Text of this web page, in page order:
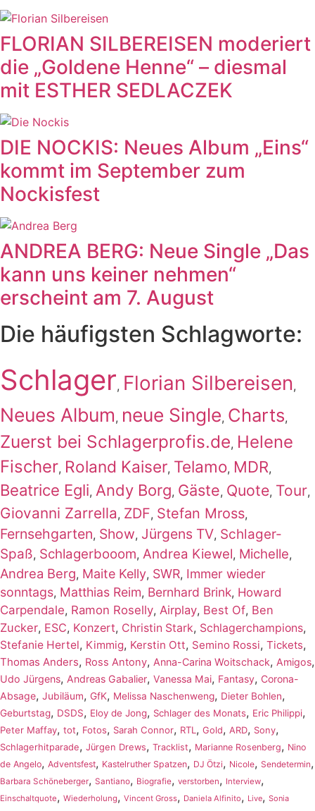
FLORIAN SILBEREISEN moderiert
die „Goldene Henne“ – diesmal
mit ESTHER SEDLACZEK
DIE NOCKIS: Neues Album „Eins“
kommt im September zum
Nockisfest
ANDREA BERG: Neue Single „Das
kann uns keiner nehmen“
erscheint am 7. August
Die häufigsten Schlagworte:
Schlager, Florian Silbereisen,
Neues Album, neue Single, Charts,
Zuerst bei Schlagerprofis.de, Helene
Fischer, Roland Kaiser, Telamo, MDR,
Beatrice Egli, Andy Borg, Gäste, Quote, Tour,
Giovanni Zarrella, ZDF, Stefan Mross,
Fernsehgarten, Show, Jürgens TV, Schlager-
Spaß, Schlagerbooom, Andrea Kiewel, Michelle,
Andrea Berg, Maite Kelly, SWR, Immer wieder
sonntags, Matthias Reim, Bernhard Brink, Howard
Carpendale, Ramon Roselly, Airplay, Best Of, Ben
Zucker, ESC, Konzert, Christin Stark, Schlagerchampions,
Stefanie Hertel, Kimmig, Kerstin Ott, Semino Rossi, Tickets,
Thomas Anders, Ross Antony, Anna-Carina Woitschack, Amigos,
Udo Jürgens, Andreas Gabalier, Vanessa Mai, Fantasy, Corona-
Absage, Jubiläum, GfK, Melissa Naschenweng, Dieter Bohlen,
Geburtstag, DSDS, Eloy de Jong, Schlager des Monats, Eric Philippi,
Peter Maffay, tot, Fotos, Sarah Connor, RTL , Gold, ARD, Sony,
Schlagerhitparade, Jürgen Drews, Tracklist, Marianne Rosenberg, Nino
de Angelo, Adventsfest, Kastelruther Spatzen, DJ Ötzi, Nicole, Sendetermin,
Barbara Schöneberger, Santiano, Biografie, verstorben, Interview,
Einschaltquote, Wiederholung, Vincent Gross, Daniela Alfinito, Live, Sonia